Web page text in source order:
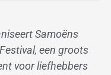
Samoëns
een groots
voor liefhebbers